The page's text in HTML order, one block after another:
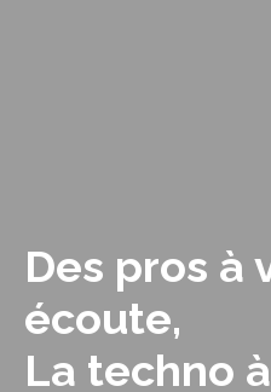
Des pros à
écoute,
La techno